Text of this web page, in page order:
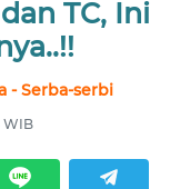
TC, Ini
- Serba-serbi
WIB